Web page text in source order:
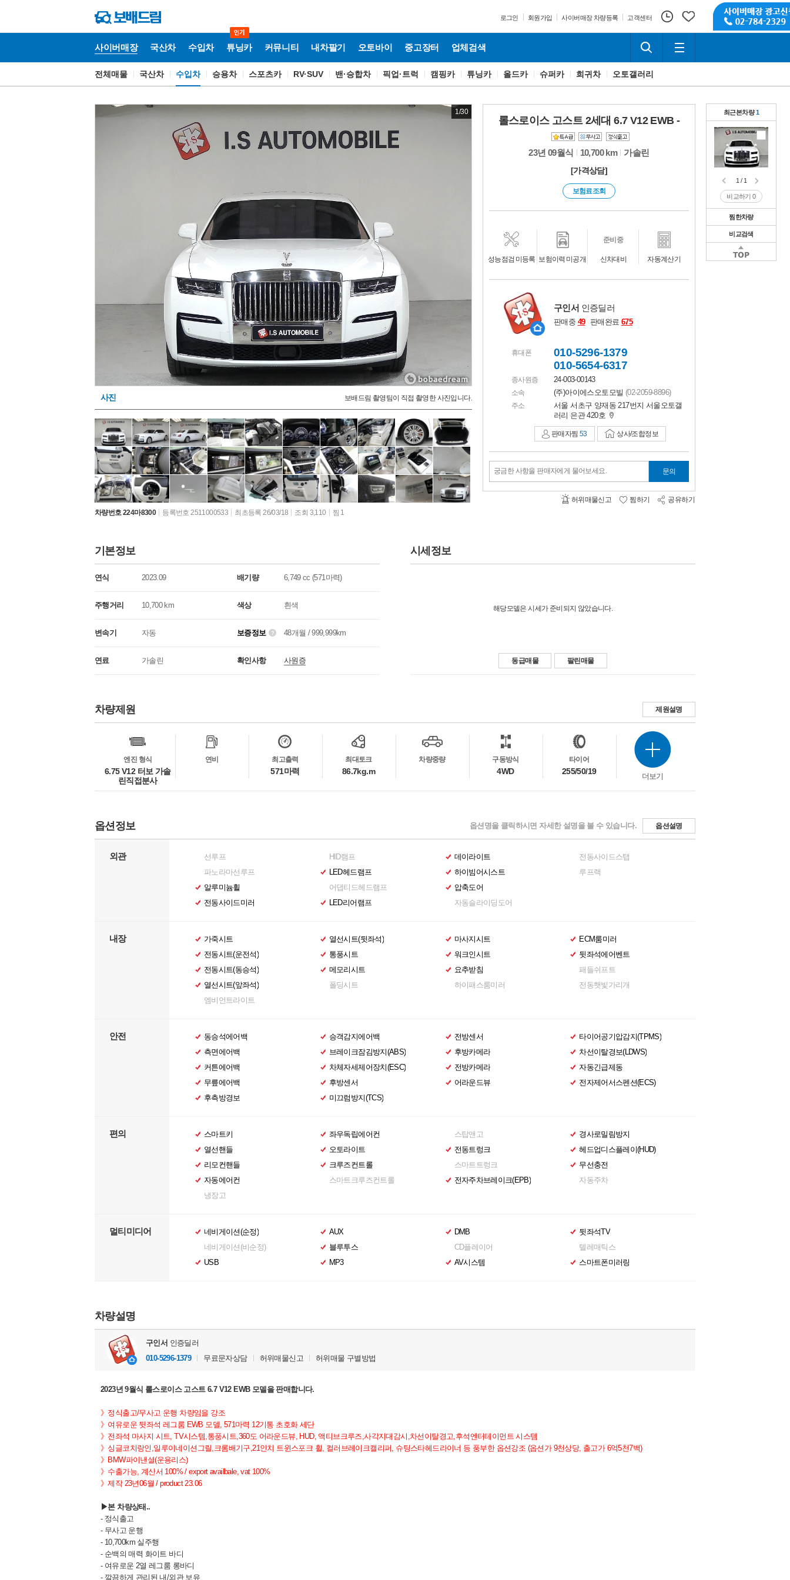
로그인 회원가입 사이버매장 차량등록 고객센터
사이버매장 국산차 수입차 튜닝카 커뮤니티 내차팔기 오토바이 중고장터 업체검색
사
전체매물 국산차 수입차 승용차 스포츠카 RV·SUV 밴·승합차 픽업·트럭 캠핑카 튜닝카 올드카 슈퍼카 희귀차 오토갤러리
1/30
사진 보배드림 촬영팀이 직접 촬영한 사진입니다.
차량번호 224마8300 등록번호 2511000533 최초등록 26/03/18 조회 3,110 찜 1
롤스로이스 고스트 2세대 6.7 V12 EWB -
23년 09월식 10,700 km 가솔린
[가격상담]
보험료조회
성능점검 미등록 보험이력 미공개 신차대비
준비중
자동계산기
구인서 인증딜러
판매중 49 판매완료 675
휴대폰
010-5296-1379
010-5654-6317
종사원증 24-003-00143
소속 (주)아이에스오토모빌 (02-2059-8896)
주소
서울 서초구 양재동 217번지 서울오토갤
러리 은관 420호
판매자찜 53 상사/조합정보
궁금한 사항을 판매자에게 물어보세요. 문의
허위매물신고 찜하기 공유하기
기본정보
연식 2023.09 배기량 6,749 cc (571마력)
주행거리 10,700 km 색상 흰색
변속기 자동 보증정보 48개월 / 999,999km
연료 가솔린 확인사항 사원증
시세정보
해당모델은 시세가 준비되지 않았습니다.
동급매물 팔린매물
차량제원
제원설명
엔진 형식
6.75 V12 터보 가솔
린직접분사
연비 최고출력
571마력
최대토크
86.7kg.m
차량중량 구동방식
4WD
타이어
255/50/19
더보기
옵션정보 옵션명을 클릭하시면 자세한 설명을 볼 수 있습니다. 옵션설명
외관
선루프
파노라마선루프
알루미늄휠
전동사이드미러
HID램프
LED헤드램프
어댑티드헤드램프
LED리어램프
데이라이트
하이빔어시스트
압축도어
자동슬라이딩도어
전동사이드스탭
루프랙
내장
가죽시트
전동시트(운전석)
전동시트(동승석)
열선시트(앞좌석)
열선시트(뒷좌석)
통풍시트
메모리시트
폴딩시트
마사지시트
워크인시트
요추받침
하이패스룸미러
ECM룸미러
뒷좌석에어벤트
패들쉬프트
전동햇빛가리개
엠비언트라이트
안전
동승석에어백
측면에어백
커튼에어백
무릎에어백
승객감지에어백
브레이크잠김방지(ABS)
차체자세제어장치(ESC)
후방센서
전방센서
후방카메라
전방카메라
어라운드뷰
타이어공기압감지(TPMS)
차선이탈경보(LDWS)
자동긴급제동
전자제어서스펜션(ECS)
후측방경보
미끄럼방지(TCS)
편의
스마트키
열선핸들
리모컨핸들
자동에어컨
좌우독립에어컨
오토라이트
크루즈컨트롤
스마트크루즈컨트롤
스탑앤고
전동트렁크
스마트트렁크
전자주차브레이크(EPB)
경사로밀림방지
헤드업디스플레이(HUD)
무선충전
자동주차
냉장고
멀티미디어
네비게이션(순정)
네비게이션(비순정)
USB
AUX
블루투스
MP3
DMB
CD플레이어
AV시스템
뒷좌석TV
텔레매틱스
스마트폰미러링
차량설명
구인서 인증딜러
010-5296-1379
무료문자상담 허위매물신고 허위매물 구별방법
2023년 9월식 롤스로이스 고스트 6.7 V12 EWB 모델을 판매합니다.
》정식출고/무사고 운행 차량임을 강조
》여유로운 뒷좌석 레그룸 EWB 모델, 571마력 12기통 초호화 세단
》전좌석 마사지 시트, TV시스템,통풍시트,360도 어라운드뷰, HUD, 액티브크루즈,사각지대감시,차선이탈경고,후석엔터테이먼트 시스템
》싱글코치랑인,일루이네이션그릴,크롬배기구,21인치 트윈스포크 휠, 컬러브레이크캘리퍼, 슈팅스타헤드라이너 등 풍부한 옵션강조 (옵션가 9천상당, 출고가 6억5천7백)
》BMW파이낸셜(운용리스)
》수출가능, 계산서 100% / export availbale, vat 100%
》제작 23년06월 / product 23.06
▶본 차량상태..
- 정식출고
- 무사고 운행
- 10,700km 실주행
- 순백의 매력 화이트 바디
- 여유로운 2열 레그룸 롱바디
- 깔끔하게 관리된 내/외관 보유
최근본차량1
1 / 1
비교하기0
찜한차량
1 / 1
비교하기
비교검색
1 / 1